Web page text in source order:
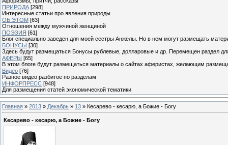
ПРИРОДА [298]
Интересные статьи про явления природы
ОБ ЭТОМ [63]
Отношения между мужчиной женщиной
ПОЭЗИЯ [61]
Блог специально заведен для моей сестры Анжелы. Но в нем могут размещать
БОНУСЫ [30]
Здесь будут размещаться Бонусы рублевые, долларовые и др. Перемещен раздел
АФЕРЫ [65]
В этом блоге будут размещаться материалы о сайтах аферистах, желающим
Видео [76]
Разное видео разбитое по разделам
ИНФОРПРЕСС [948]
Для размещения статей экономической тематики
Главная » 2013 » Декабрь » 13 » Кесарево - кесарю, а Божие - Богу
Кесарево - кесарю, а Божие - Богу